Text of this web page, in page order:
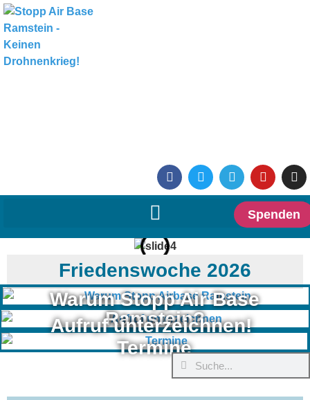
Spenden
Friedenswoche 2026
Warum Stopp Air Base
Ramstein?
Aufruf unterzeichnen!
Termine